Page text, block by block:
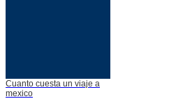
Cuanto cuesta un viaje a
mexico